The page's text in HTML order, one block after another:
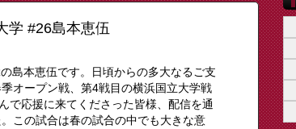
学 #26島本恵伍
島本恵伍です。日頃からの多大なるご支
オープン戦、第4戦目の横浜国立大学戦
で応援に来てくださった皆様、配信を通
この試合は春の試合の中でも大きな意